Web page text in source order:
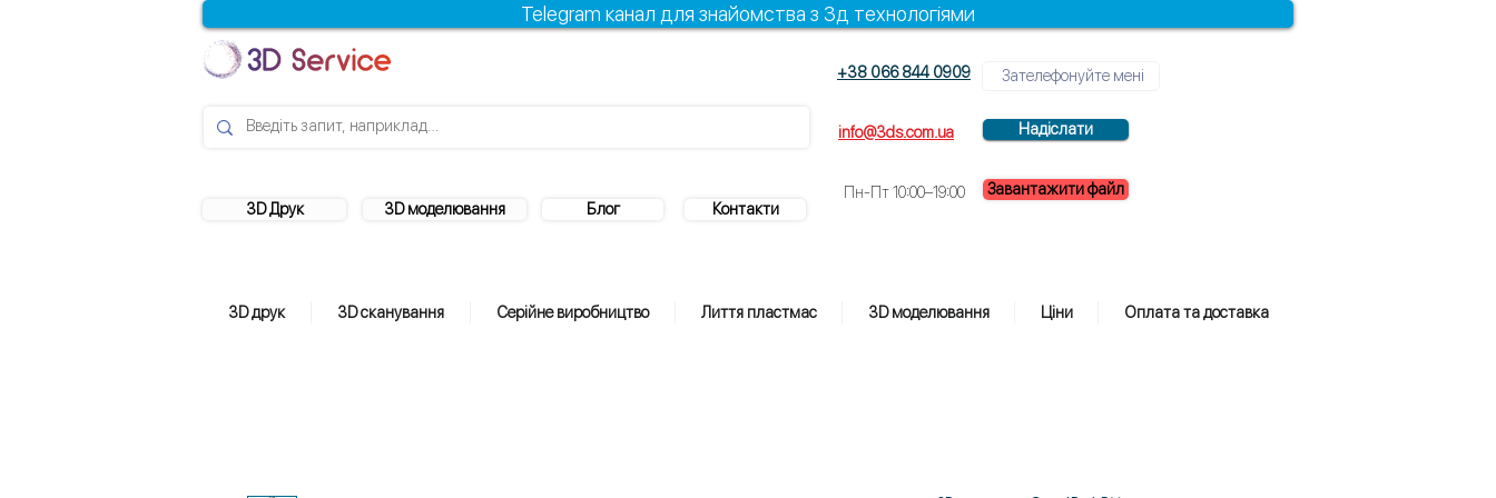
Telegram канал для знайомства з 3д технологіями
3D Друк 3D моделювання Блог Контакти
+38 066 844 0909
info@3ds.com.ua Надіслати
Пн-Пт 10:00–19:00 Завантажити файл
3D друк 3D сканування Серійне виробництво Лиття пластмас 3D моделювання Ціни Оплата та доставка